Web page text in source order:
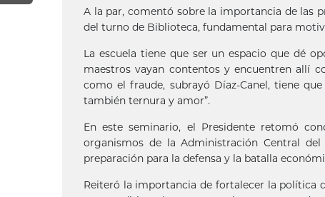
A la par, comentó sobre la importancia de las
del turno de Biblioteca, fundamental para
La escuela tiene que ser un espacio que dé
maestros vayan contentos y encuentren allí
como el fraude, subrayó Díaz-Canel, tiene
también ternura y amor”.
En este seminario, el Presidente retomó
organismos de la Administración Central
preparación para la defensa y la batalla
Reiteró la importancia de fortalecer la política